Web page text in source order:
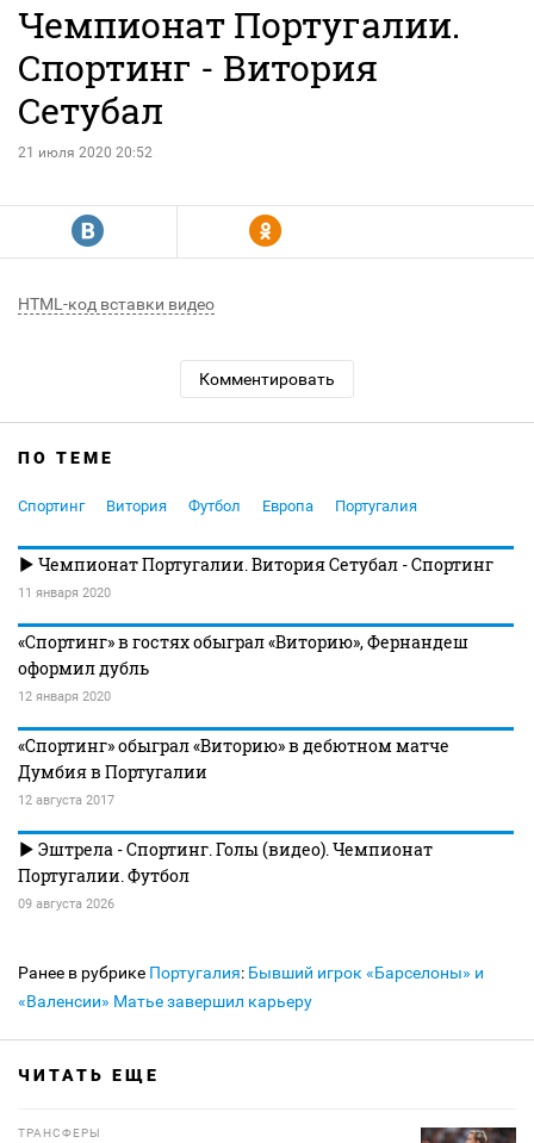
Чемпионат Португалии.
Спортинг - Витория
Сетубал
21 июля 2020 20:52
R Y
HTML-код вставки видео
Комментировать
ПО ТЕМЕ
Спортинг Витория Футбол Европа Португалия
Чемпионат Португалии. Витория Сетубал - Спортинг
11 января 2020
«Спортинг» в гостях обыграл «Виторию», Фернандеш
оформил дубль
12 января 2020
«Спортинг» обыграл «Виторию» в дебютном матче
Думбия в Португалии
12 августа 2017
Эштрела - Спортинг. Голы (видео). Чемпионат
Португалии. Футбол
09 августа 2026
Ранее в рубрике Португалия: Бывший игрок «Барселоны» и
«Валенсии» Матье завершил карьеру
ЧИТАТЬ ЕЩЕ
ТРАНСФЕРЫ